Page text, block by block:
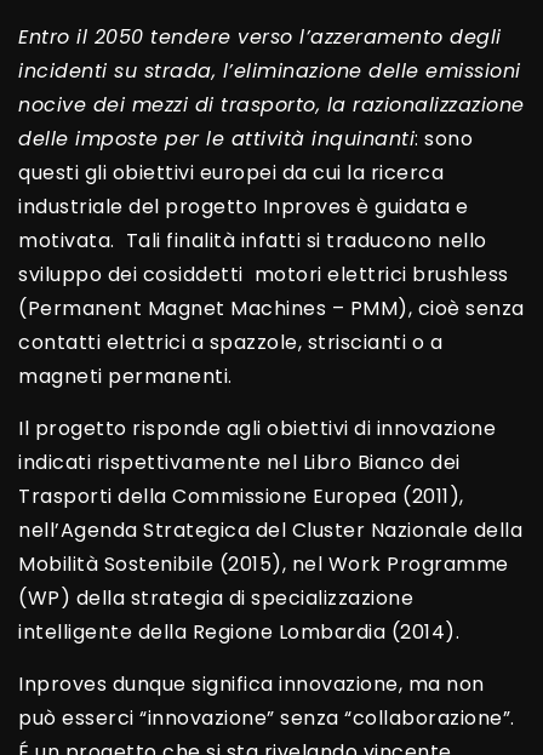
Entro il 2050 tendere verso l’azzeramento degli
incidenti su strada, l’eliminazione delle emissioni
nocive dei mezzi di trasporto, la razionalizzazione
delle imposte per le attività inquinanti: sono
questi gli obiettivi europei da cui la ricerca
industriale del progetto Inproves è guidata e
motivata. Tali finalità infatti si traducono nello
sviluppo dei cosiddetti motori elettrici brushless
(Permanent Magnet Machines – PMM), cioè senza
contatti elettrici a spazzole, striscianti o a
magneti permanenti.
Il progetto risponde agli obiettivi di innovazione
indicati rispettivamente nel Libro Bianco dei
Trasporti della Commissione Europea (2011),
nell’Agenda Strategica del Cluster Nazionale della
Mobilità Sostenibile (2015), nel Work Programme
(WP) della strategia di specializzazione
intelligente della Regione Lombardia (2014).
Inproves dunque significa innovazione, ma non
può esserci “innovazione” senza “collaborazione”.